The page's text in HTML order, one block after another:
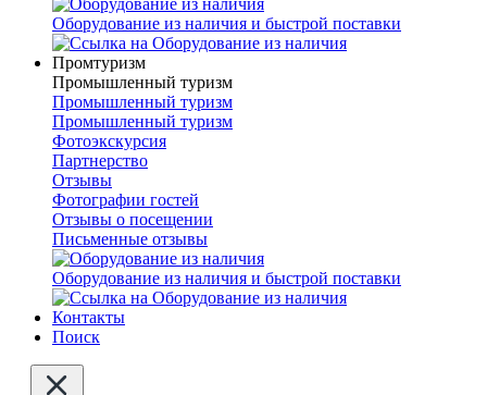
Оборудование из наличия и быстрой поставки
Промтуризм
Промышленный туризм
Промышленный туризм
Промышленный туризм
Фотоэкскурсия
Партнерство
Отзывы
Фотографии гостей
Отзывы о посещении
Письменные отзывы
Оборудование из наличия и быстрой поставки
Контакты
Поиск